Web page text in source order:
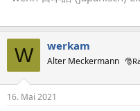
beispielsweise 5 bis
Diese Partition muss folgende
4D40-A16A-BFD50179D6AC.
Die Partition mit den
Partition sollten getrennt
Starten von Partitionen zu
W werkam
Alter Meckermann
16. Mai 2021